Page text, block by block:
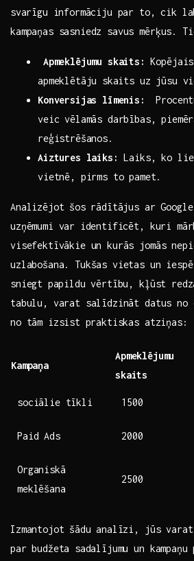
⁣svarīgu informāciju par to, cik
kampaņas sasniedz savus mērķus.
‍ Apmeklējumu skaits:
apmeklētāju ⁤skaits uz‍ jūsu
Konversijas līmenis:
veic vēlamās darbības,⁤
reģistrēšanos.
Aiztures laiks: Laiks, ko
vietnē, pirms to pamet.
Analizējot šos ⁢rādītājus ar
uzņēmumi var⁤ identificēt, kuri
visefektīvākie ​un kurās jomās
‍uzlabošana. Tukšas vietas un
sniegt ⁤papildu ‌vērtību, kļūst
tabulu, varat salīdzināt datus no
no tām izsist⁢ praktiskas atziņas:
Kampaņa
Apmeklējumu
skaits
sociālie tīkli 1500
Paid ⁣Ads 2000
Organiskā
meklēšana
2500
Izmantojot⁢ šādu analīzi, jūs varat
par budžeta⁣ sadalījumu un